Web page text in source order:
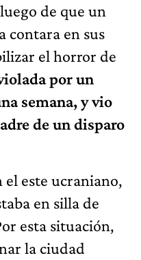
de que un
contara en sus
el horror de
por un
semana, y vio
de un disparo
el este ucraniano,
en silla de
esta situación,
la ciudad